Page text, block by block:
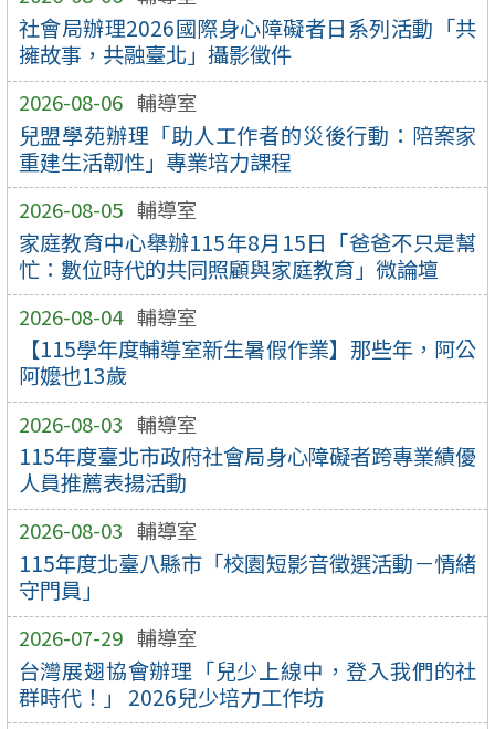
社會局辦理2026國際身心障礙者日系列活動「共
擁故事，共融臺北」攝影徵件
2026-08-06 輔導室
兒盟學苑辦理「助人工作者的災後行動：陪案家
重建生活韌性」專業培力課程
2026-08-05 輔導室
家庭教育中心舉辦115年8月15日「爸爸不只是幫
忙：數位時代的共同照顧與家庭教育」微論壇
2026-08-04 輔導室
【115學年度輔導室新生暑假作業】那些年，阿公
阿嬤也13歲
2026-08-03 輔導室
115年度臺北市政府社會局身心障礙者跨專業績優
人員推薦表揚活動
2026-08-03 輔導室
115年度北臺八縣市「校園短影音徵選活動－情緒
守門員」
2026-07-29 輔導室
台灣展翅協會辦理「兒少上線中，登入我們的社
群時代！」 2026兒少培力工作坊